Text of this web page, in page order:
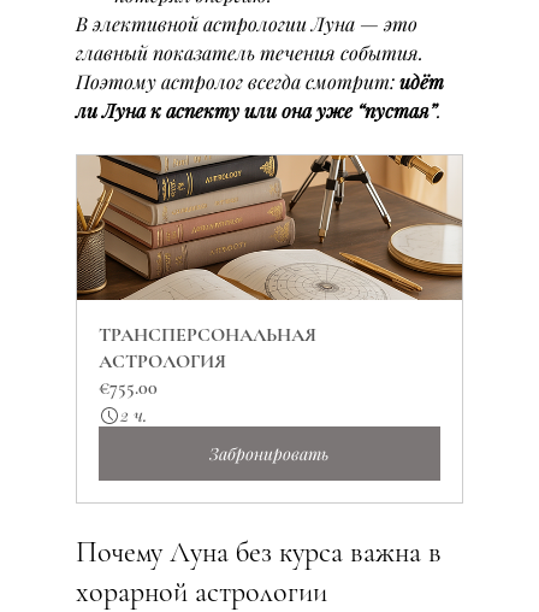
В элективной астрологии Луна — это
главный показатель течения события.
Поэтому астролог всегда смотрит: идёт
ли Луна к аспекту или она уже “пустая”.
ТРАНСПЕРСОНАЛЬНАЯ
АСТРОЛОГИЯ
€755.00
2 ч.
Забронировать
Почему Луна без курса важна в
хорарной астрологии